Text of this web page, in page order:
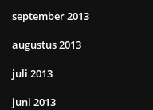
september 2013
augustus 2013
juli 2013
juni 2013